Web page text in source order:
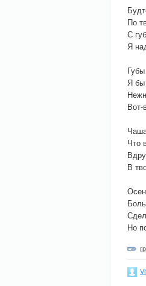
По
С
Я
Я бы
Вот-
Что
В
Но